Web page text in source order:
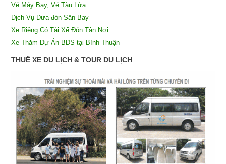
Vé Máy Bay, Vé Tàu Lửa
Dịch Vụ Đưa đón Sân Bay
Xe Riêng Có Tài Xế Đón Tận Nơi
Xe Thăm Dự Án BĐS tại Bình Thuận
THUÊ XE DU LỊCH & TOUR DU LỊCH